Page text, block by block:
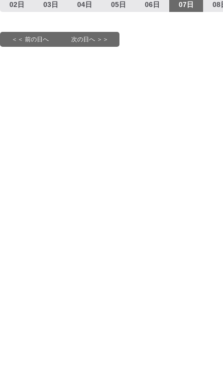
02日 03日 04日 05日 06日 07日 08
＜＜ 前の日へ 次の日へ ＞＞